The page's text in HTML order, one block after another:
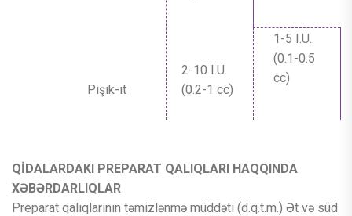
Pişik-it
2-10 I.U.
(0.2-1 cc)
1-5 I.U.
(0.1-0.5
cc)
QİDALARDAKI PREPARAT QALIQLARI HAQQINDA
XƏBƏRDARLIQLAR
Preparat qalıqlarının təmizlənmə müddəti (d.q.t.m.) Ət və süd